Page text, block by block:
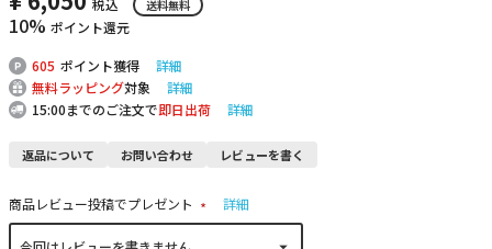
送料無料
10% ポイント還元
605 ポイント獲得
詳細
無料ラッピング対象
詳細
15:00までのご注文で即日出荷 詳細
返品について お問い合わせ レビューを書く
商品レビュー投稿でプレゼント
(
詳細